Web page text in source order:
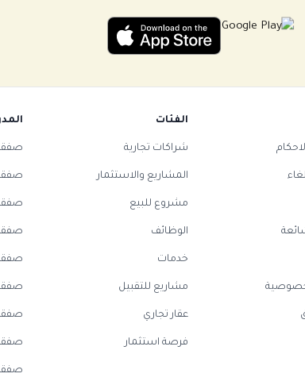
الفئات
شراكات تجارية
المشاريع والاستثمار
مشروع للبيع
الوظائف
خدمات
مشاريع للتقبيل
عقار تجاري
فرصة استثمار